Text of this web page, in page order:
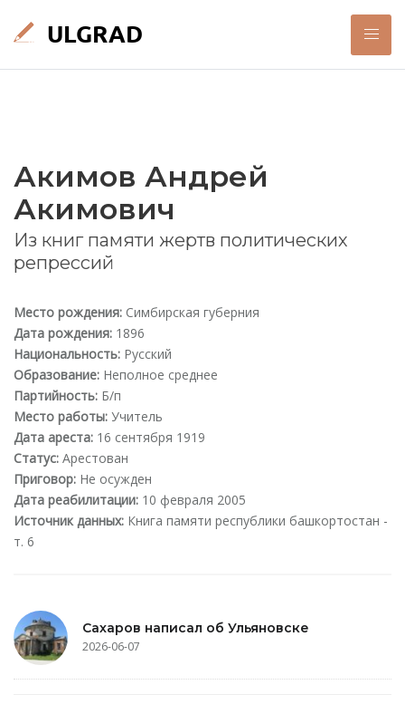
Акимов Андрей
Акимович
Из книг памяти жертв политических
репрессий
Место рождения: Симбирская губерния
Дата рождения: 1896
Национальность: Русский
Образование: Неполное среднее
Партийность: Б/п
Место работы: Учитель
Дата ареста: 16 сентября 1919
Статус: Арестован
Приговор: Не осужден
Дата реабилитации: 10 февраля 2005
Источник данных: Книга памяти республики башкортостан -
т. 6
Сахаров написал об Ульяновске
2026-06-07